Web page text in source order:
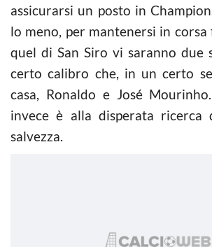
assicurarsi un posto in
lo meno, per mantenersi in
quel di San Siro vi saranno due
certo calibro che, in un certo
casa, Ronaldo e José
invece è alla disperata
salvezza.